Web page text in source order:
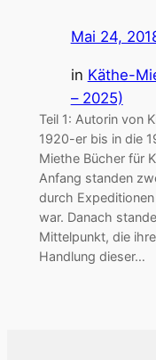
Mai 24,
in Käthe-
– 2025)
Teil 1: Autorin von
1920-er bis in die
Miethe Bücher für
Anfang standen
durch
war. Danach
Mittelpunkt, die
Handlung dieser…